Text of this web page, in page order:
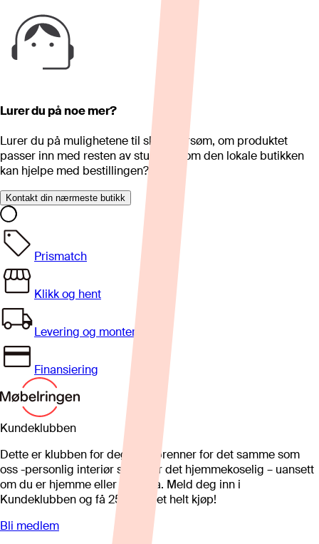
Lurer du på noe mer?
Lurer du på mulighetene til skreddersøm, om produktet
passer inn med resten av stua eller om den lokale butikken
kan hjelpe med bestillingen?
Kontakt din nærmeste butikk
Prismatch
Klikk og hent
Levering og montering
Finansiering
Kundeklubben
Dette er klubben for deg som brenner for det samme som
oss -personlig interiør som gjør det hjemmekoselig – uansett
om du er hjemme eller på hytta. Meld deg inn i
Kundeklubben og få 25%* på et helt kjøp!
Bli medlem